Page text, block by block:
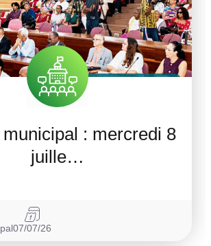
: mercredi 8
juille…
07/07/26